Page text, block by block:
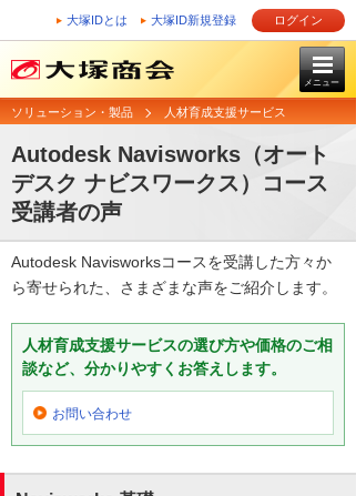
大塚IDとは 大塚ID新規登録 ログイン
メニュー
ソリューション・製品 人材育成支援サービス
Autodesk Navisworks（オート
デスク ナビスワークス）コース
受講者の声
Autodesk Navisworksコースを受講した方々か
ら寄せられた、さまざまな声をご紹介します。
人材育成支援サービスの選び方や価格のご相
談など、分かりやすくお答えします。
お問い合わせ